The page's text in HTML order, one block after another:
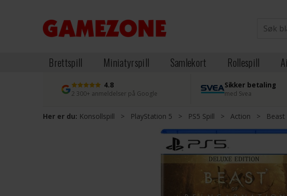
Brettspill Miniatyrspill Samlekort Rollespill
4.8
2 300+ anmeldelser på Google
Sikker betaling
med Svea
Her er du: Konsollspill > PlayStation 5 > PS5 Spill > Action >